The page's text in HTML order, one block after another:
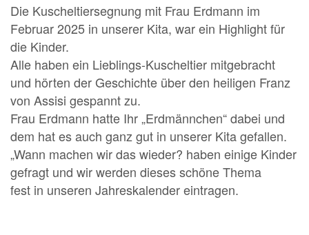
Die Kuscheltiersegnung mit Frau Erdmann im
Februar 2025 in unserer Kita, war ein Highlight für
die Kinder.
Alle haben ein Lieblings-Kuscheltier mitgebracht
und hörten der Geschichte über den heiligen Franz
von Assisi gespannt zu.
Frau Erdmann hatte Ihr „Erdmännchen“ dabei und
dem hat es auch ganz gut in unserer Kita gefallen.
„Wann machen wir das wieder? haben einige Kinder
gefragt und wir werden dieses schöne Thema
fest in unseren Jahreskalender eintragen.